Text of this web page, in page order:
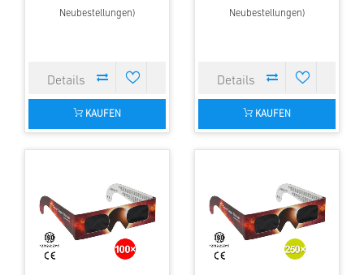
Neubestellungen)
KAUFEN
Neubestellungen)
KAUFEN